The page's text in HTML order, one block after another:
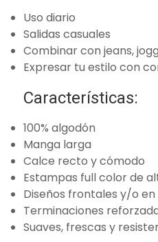
Uso diario
Salidas casuales
Combinar con jeans,
Expresar tu estilo con
Características:
100% algodón
Manga larga
Calce recto y cómodo
Estampas full color de
Diseños frontales y/o
Terminaciones
Suaves, frescas y